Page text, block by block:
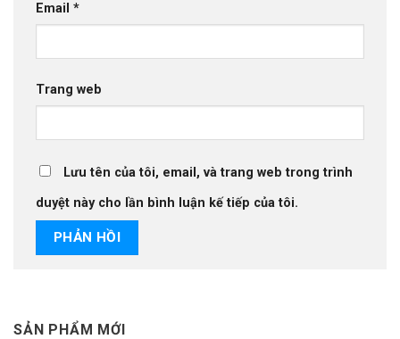
SẢN PHẨM MỚI
Email *
Trang web
Lưu tên của tôi, email, và trang web trong trình
duyệt này cho lần bình luận kế tiếp của tôi.